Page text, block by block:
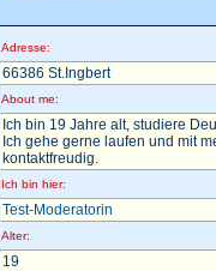
Adresse:
66386 St.Ingbert
About me:
Ich bin 19 Jahre alt, studiere
Ich gehe gerne laufen und mit
kontaktfreudig.
Ich bin hier:
Test-Moderatorin
Alter:
19